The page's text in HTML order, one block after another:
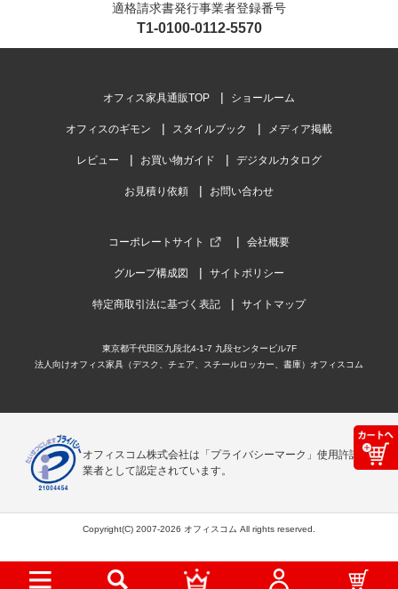
適格請求書発行事業者登録番号
T1-0100-0112-5570
オフィス家具通販TOP ショールーム
オフィスのギモン スタイルブック メディア掲載
レビュー お買い物ガイド デジタルカタログ
お見積り依頼 お問い合わせ
コーポレートサイト 会社概要
グループ構成図 サイトポリシー
特定商取引法に基づく表記 サイトマップ
東京都千代田区九段北4-1-7 九段センタービル7F
法人向けオフィス家具（デスク、チェア、スチールロッカー、書庫）オフィスコム
オフィスコム株式会社は「プライバシーマーク」使用許諾事
業者として認定されています。
Copyright(C) 2007-2026 オフィスコム All rights reserved.